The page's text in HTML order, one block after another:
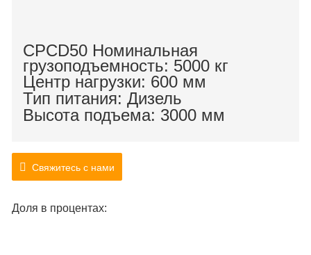
CPCD50 Номинальная
грузоподъемность: 5000 кг
Центр нагрузки: 600 мм
Тип питания: Дизель
Высота подъема: 3000 мм
Свяжитесь с нами
Доля в процентах: